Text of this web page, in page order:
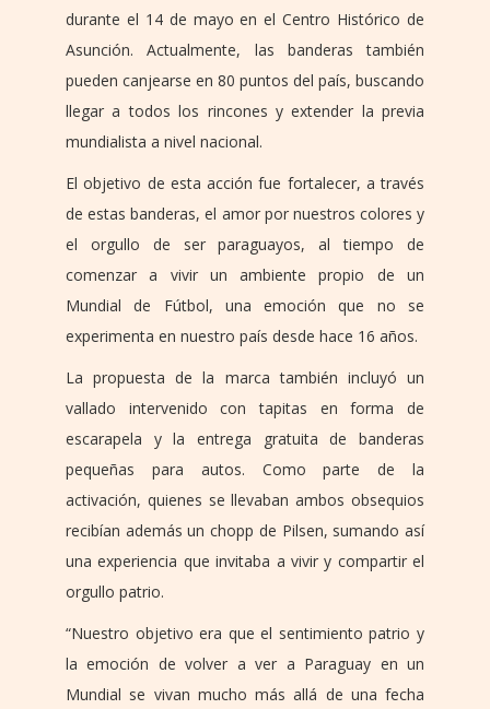
durante el 14 de mayo en el Centro Histórico de
Asunción. Actualmente, las banderas también
pueden canjearse en 80 puntos del país, buscando
llegar a todos los rincones y extender la previa
mundialista a nivel nacional.
El objetivo de esta acción fue fortalecer, a través
de estas banderas, el amor por nuestros colores y
el orgullo de ser paraguayos, al tiempo de
comenzar a vivir un ambiente propio de un
Mundial de Fútbol, una emoción que no se
experimenta en nuestro país desde hace 16 años.
La propuesta de la marca también incluyó un
vallado intervenido con tapitas en forma de
escarapela y la entrega gratuita de banderas
pequeñas para autos. Como parte de la
activación, quienes se llevaban ambos obsequios
recibían además un chopp de Pilsen, sumando así
una experiencia que invitaba a vivir y compartir el
orgullo patrio.
“Nuestro objetivo era que el sentimiento patrio y
la emoción de volver a ver a Paraguay en un
Mundial se vivan mucho más allá de una fecha